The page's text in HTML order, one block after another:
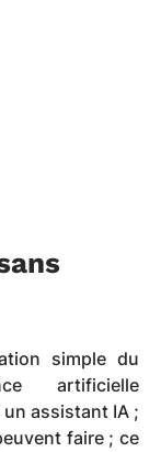
simple du
artificielle
un assistant IA ;
faire ; ce